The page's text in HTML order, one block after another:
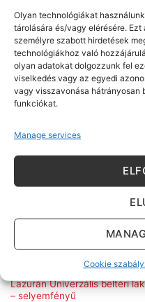
Olyan technológiákat
tárolására és/vagy elérésére.
személyre szabott hirdetések
technológiákhoz való
olyan adatokat dolgozzunk fel
viselkedés vagy az egyedi
vagy visszavonása
funkciókat.
Manage services
Cookie
LAZURÁN
Lazurán Prémium lakk
kültérre-beltérre –
selyemfényű
Lazurán Univerzális beltéri
– selyemfényű